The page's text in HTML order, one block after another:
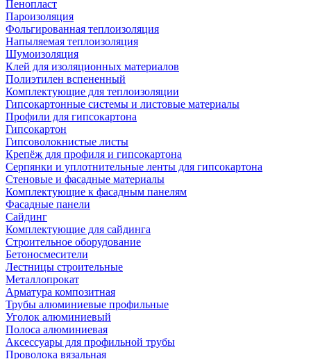
Пенопласт
Пароизоляция
Фольгированная теплоизоляция
Напыляемая теплоизоляция
Шумоизоляция
Клей для изоляционных материалов
Полиэтилен вспененный
Комплектующие для теплоизоляции
Гипсокартонные системы и листовые материалы
Профили для гипсокартона
Гипсокартон
Гипсоволокнистые листы
Крепёж для профиля и гипсокартона
Серпянки и уплотнительные ленты для гипсокартона
Стеновые и фасадные материалы
Комплектующие к фасадным панелям
Фасадные панели
Сайдинг
Комплектующие для сайдинга
Строительное оборудование
Бетоносмесители
Лестницы строительные
Металлопрокат
Арматура композитная
Трубы алюминиевые профильные
Уголок алюминиевый
Полоса алюминиевая
Аксессуары для профильной трубы
Проволока вязальная